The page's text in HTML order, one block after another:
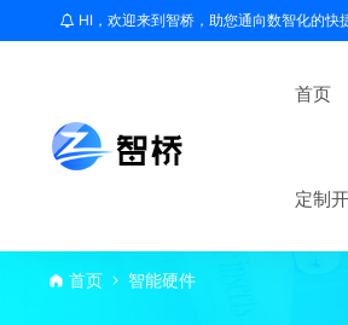
HI，欢迎来到智桥，助您通向数智化的快
首页
定制
首页 智能硬件